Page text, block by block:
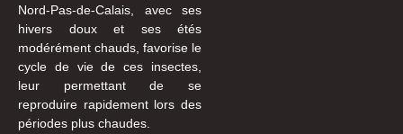
Nord-Pas-de-Calais, avec ses
hivers doux et ses étés
modérément chauds, favorise le
cycle de vie de ces insectes,
leur permettant de se
reproduire rapidement lors des
périodes plus chaudes.